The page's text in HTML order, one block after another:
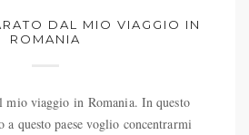
DAL MIO VIAGGIO IN
ROMANIA
mio viaggio in Romania. In questo
questo paese voglio concentrarmi